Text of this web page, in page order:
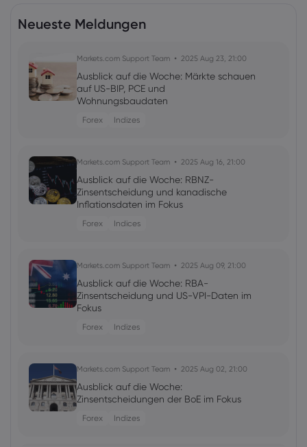
Neueste Meldungen
Markets.com Support Team 2025 Aug 23, 21:00
Ausblick auf die Woche: Märkte schauen
auf US-BIP, PCE und
Wohnungsbaudaten
Forex Indizes
Markets.com Support Team 2025 Aug 16, 21:00
Ausblick auf die Woche: RBNZ-
Zinsentscheidung und kanadische
Inflationsdaten im Fokus
Forex Indices
Markets.com Support Team 2025 Aug 09, 21:00
Ausblick auf die Woche: RBA-
Zinsentscheidung und US-VPI-Daten im
Fokus
Forex Indizes
Markets.com Support Team 2025 Aug 02, 21:00
Ausblick auf die Woche:
Zinsentscheidungen der BoE im Fokus
Forex Indizes